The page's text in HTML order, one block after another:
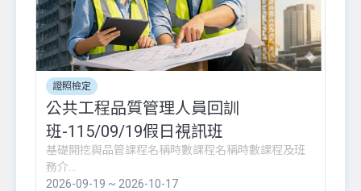
證照檢定
公共工程品質管理人員回訓
班-115/09/19假日視訊班
基礎開挖與品管課程名稱時數課程名稱時數課程及班
務介...
2026-09-19 ~ 2026-10-17